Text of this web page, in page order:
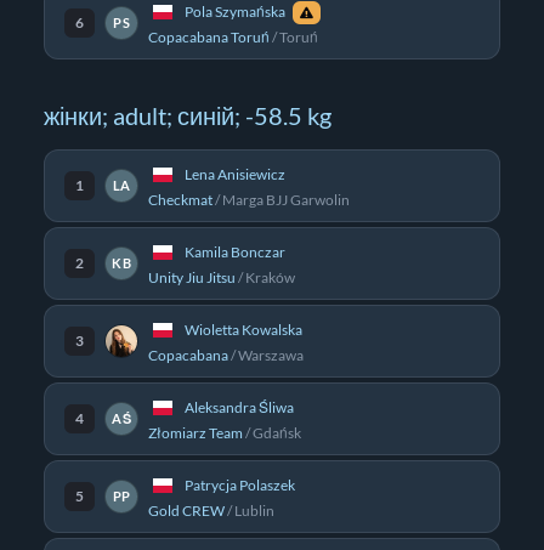
6 PS
Pola Szymańska
Copacabana Toruń /Toruń
жінки; adult; синій; -58.5 kg
1 LA
Lena Anisiewicz
Checkmat/Marga BJJ Garwolin
2 KB
Kamila Bonczar
Unity Jiu Jitsu /Kraków
3
Wioletta Kowalska
Copacabana/Warszawa
4 AŚ
Aleksandra Śliwa
Złomiarz Team /Gdańsk
5 PP
Patrycja Polaszek
Gold CREW/Lublin